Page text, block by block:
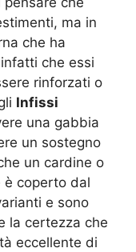
ma in
che ha
che essi
rinforzati o
Infissi
una gabbia
un sostegno
un cardine o
è coperto dal
e sono
la certezza che
eccellente di